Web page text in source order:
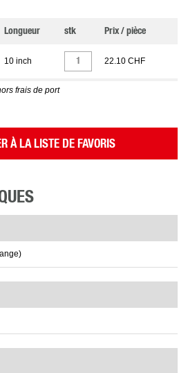
Longueur stk Prix / pièce
10 inch 22.10 CHF
frais de port
À LA LISTE DE FAVORIS